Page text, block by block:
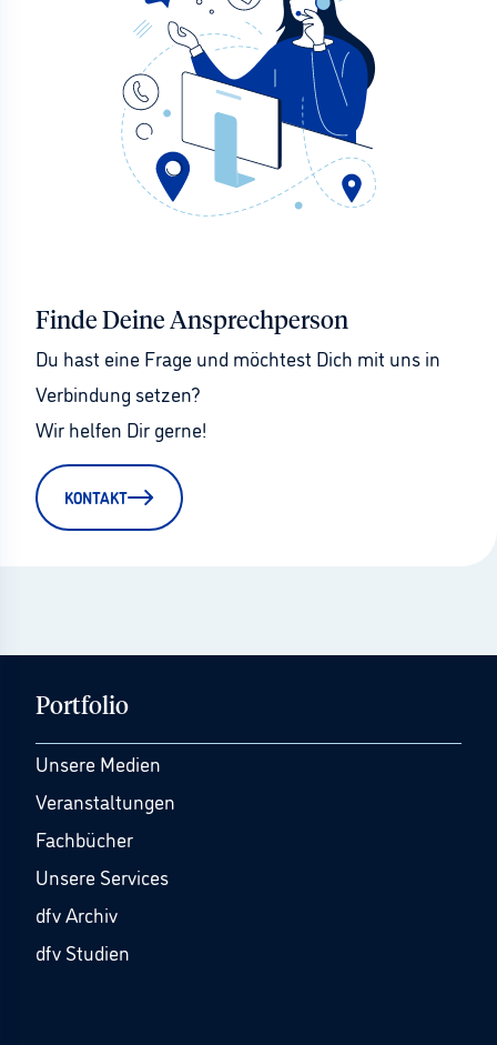
Finde Deine Ansprechperson
Du hast eine Frage und möchtest Dich mit uns in
Verbindung setzen?
Wir helfen Dir gerne!
KONTAKT
Portfolio
Unsere Medien
Veranstaltungen
Fachbücher
Unsere Services
dfv Archiv
dfv Studien